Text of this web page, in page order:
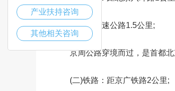
距京石高速公路1.5公里;
京周公路穿境而过，是首都
(二)铁路：距京广铁路2公里;
产业扶持咨询
其他相关咨询